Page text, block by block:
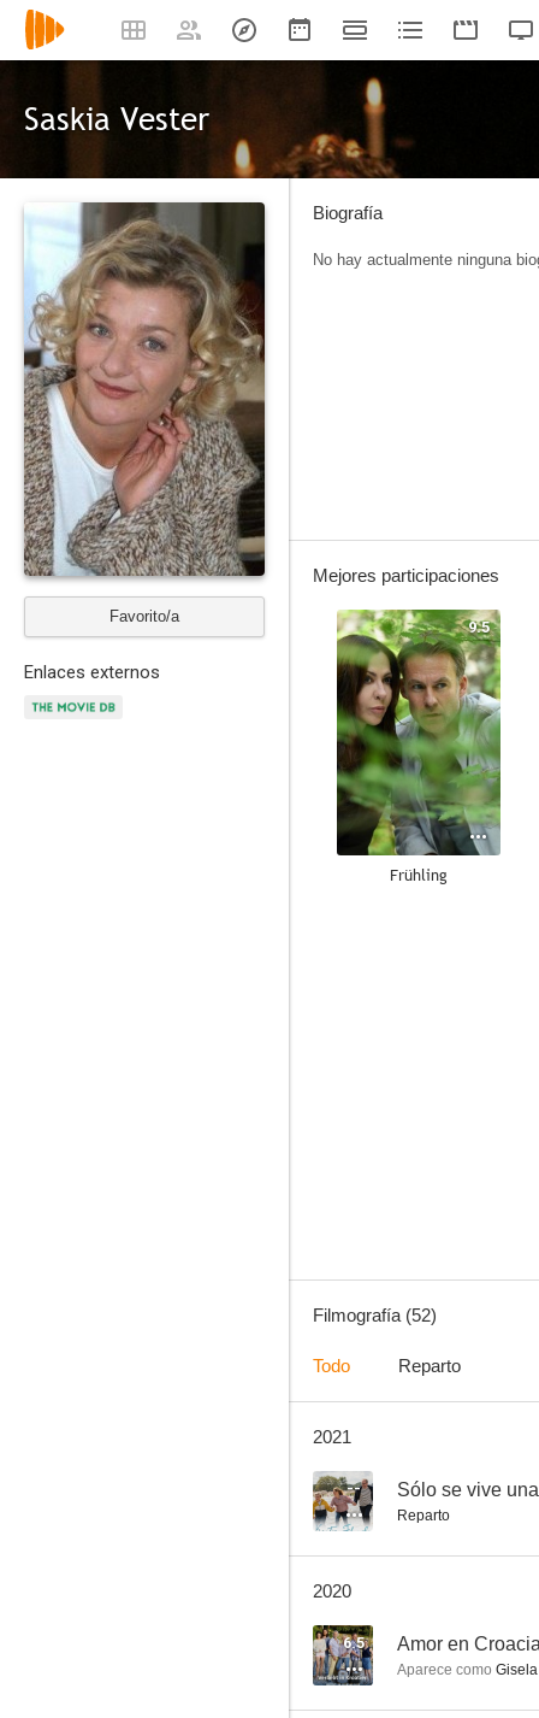
Saskia Vester
Favorito/a
Enlaces externos
Biografía
No hay actualmente ninguna
Mejores participaciones
9.5
Frühling
All You Need Is Love
5.0
Filmografía (52)
Todo Reparto
2021
-- Sólo se vive
Reparto
2020
6.5 Amor en
Aparece como